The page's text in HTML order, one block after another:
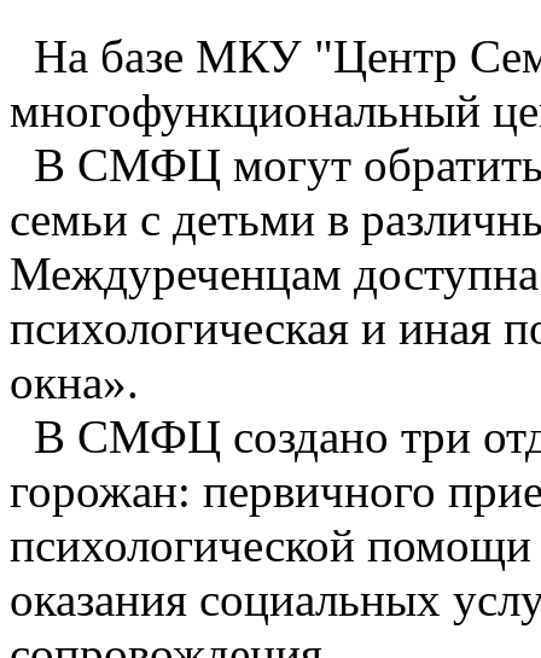
На базе МКУ "Центр
многофункциональный
В СМФЦ могут
семьи с детьми в
Междуреченцам
психологическая и иная
окна».
В СМФЦ создано три
горожан: первичного
психологической помощи
оказания социальных